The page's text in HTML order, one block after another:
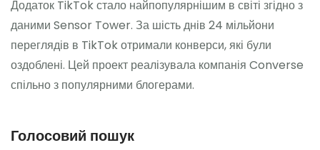
Додаток TikTok стало найпопулярнішим в світі згідно з
даними Sensor Tower. За шість днів 24 мільйони
переглядів в TikTok отримали конверси, які були
оздоблені. Цей проект реалізувала компанія Converse
спільно з популярними блогерами.
Голосовий пошук